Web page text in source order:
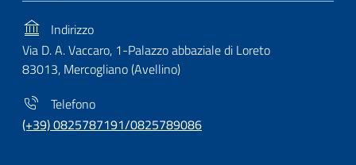
Indirizzo
Via D. A. Vaccaro, 1-Palazzo abbaziale di Loreto
83013, Mercogliano (Avellino)
Telefono
(+39) 0825787191/0825789086